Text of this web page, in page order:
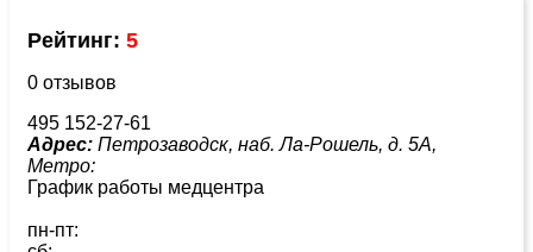
Рейтинг: 5
0 отзывов
495 152-27-61
Адрес: Петрозаводск, наб. Ла-Рошель, д. 5А,
Метро:
График работы медцентра
пн-пт: